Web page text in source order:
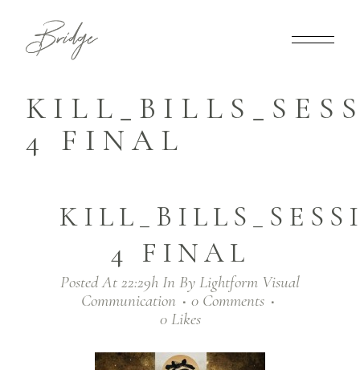
4 FINAL
4 FINAL
Posted At 22:29h In By Lightform Visual
Communication
0 Comments
0 Likes